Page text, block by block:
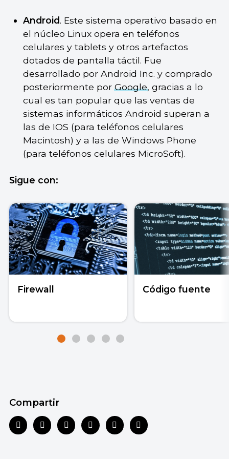
Android. Este sistema operativo basado en
el núcleo Linux opera en teléfonos
celulares y tablets y otros artefactos
dotados de pantalla táctil. Fue
desarrollado por Android Inc. y comprado
posteriormente porGoogle, gracias a lo
cual es tan popular que las ventas de
sistemas informáticos Android superan a
las de IOS (para teléfonos celulares
Macintosh) y a las de Windows Phone
(para teléfonos celulares MicroSoft).
Sigue con:
Firewall Código fuente
Compartir